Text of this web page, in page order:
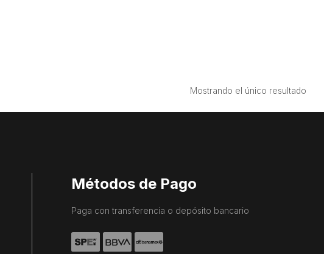
Mostrando el único resultado
Métodos de Pago
Paga con transferencia o depósito bancario